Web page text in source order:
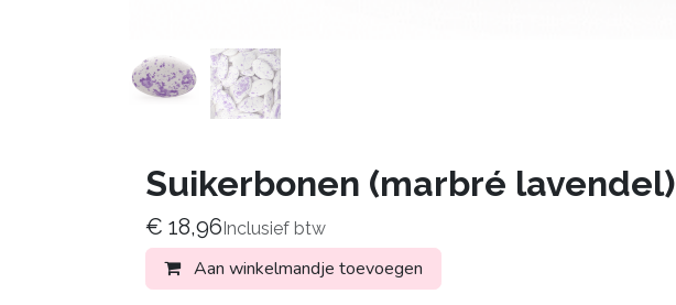
Suikerbonen (marbré lavendel)
€ 18,96Inclusief btw
Aan winkelmandje toevoegen